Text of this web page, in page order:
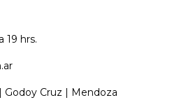
19 hrs.
Godoy Cruz | Mendoza